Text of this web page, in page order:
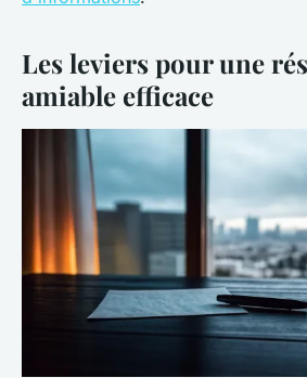
Les leviers pour une
amiable efficace